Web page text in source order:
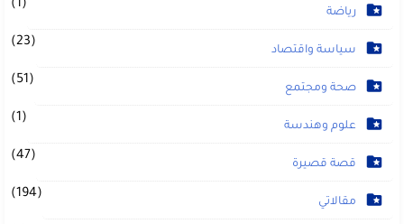
رياضة
(1)
سياسة واقتصاد
(23)
صحة ومجتمع
(51)
علوم وهندسة
(1)
قصة قصيرة
(47)
مقالاتي
(194)